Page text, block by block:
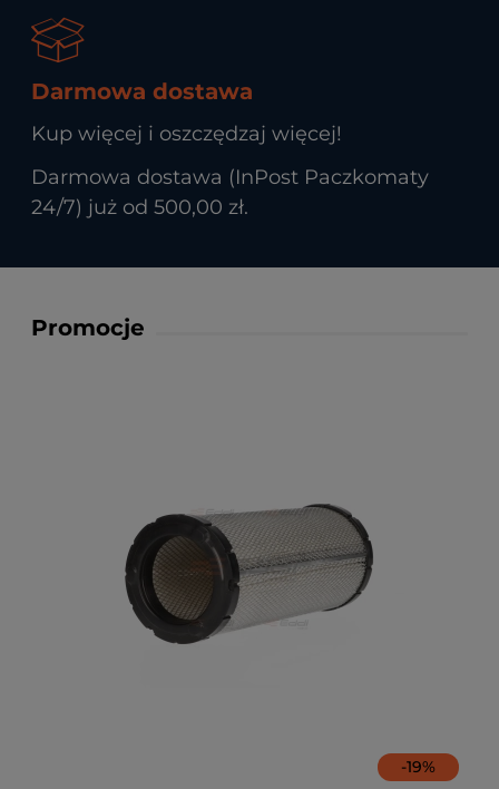
Darmowa dostawa
Kup więcej i oszczędzaj więcej!
Darmowa dostawa (InPost Paczkomaty
24/7) już od 500,00 zł.
Promocje
-19%